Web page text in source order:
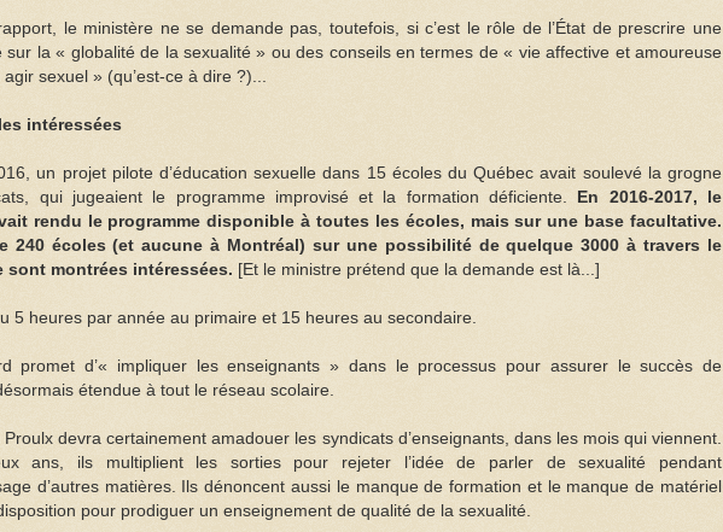
le ministère ne se demande pas, toutefois, si c’est le rôle de l’État de prescrire une
sur la « globalité de la sexualité » ou des conseils en termes de « vie affective et amoureuse
agir sexuel » (qu’est-ce à dire ?)...
intéressées
un projet pilote d’éducation sexuelle dans 15 écoles du Québec avait soulevé la grogne
qui jugeaient le programme improvisé et la formation déficiente.
En 2016-2017, le
rendu le programme disponible à toutes les écoles, mais sur une base facultative.
240 écoles (et aucune à Montréal) sur une possibilité de quelque 3000 à travers le
sont montrées intéressées. [Et le ministre prétend que la demande est là...]
5 heures par année au primaire et 15 heures au secondaire.
promet d’« impliquer les enseignants » dans le processus pour assurer le succès de
étendue à tout le réseau scolaire.
Proulx devra certainement amadouer les syndicats d’enseignants, dans les mois qui viennent.
ans, ils multiplient les sorties pour rejeter l’idée de parler de sexualité pendant
d’autres matières. Ils dénoncent aussi le manque de formation et le manque de matériel
pour prodiguer un enseignement de qualité de la sexualité.